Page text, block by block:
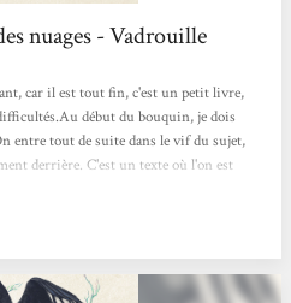
nuages - Vadrouille
car il est tout fin, c'est un petit livre,
début du bouquin, je dois
entre tout de suite dans le vif du sujet,
derrière. C'est un texte où l'on est
vit dans une communauté qui s'est